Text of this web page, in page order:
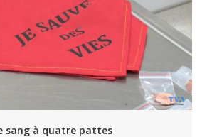
sang à quatre pattes